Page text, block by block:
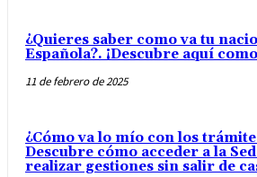
¿Quieres saber como va tu
Española?. ¡Descubre aquí
11 de febrero de 2025
¿Cómo va lo mío con los
Descubre cómo acceder a la
realizar gestiones sin salir de